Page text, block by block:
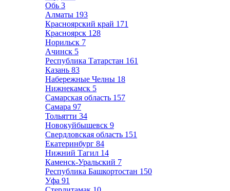
Обь 3
Алматы 193
Красноярский край 171
Красноярск 128
Норильск 7
Ачинск 5
Республика Татарстан 161
Казань 83
Набережные Челны 18
Нижнекамск 5
Самарская область 157
Самара 97
Тольятти 34
Новокуйбышевск 9
Свердловская область 151
Екатеринбург 84
Нижний Тагил 14
Каменск-Уральский 7
Республика Башкортостан 150
Уфа 91